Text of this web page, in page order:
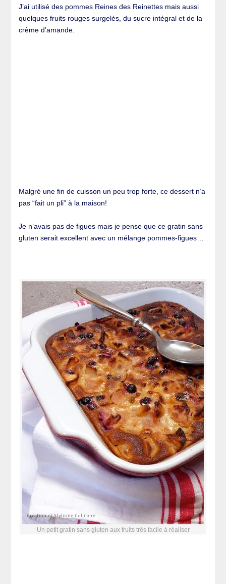
J’ai utilisé des pommes Reines des Reinettes mais aussi
quelques fruits rouges surgelés, du sucre intégral et de la
crème d’amande.
Malgré une fin de cuisson un peu trop forte, ce dessert n’a
pas “fait un pli” à la maison!
Je n’avais pas de figues mais je pense que ce gratin sans
gluten serait excellent avec un mélange pommes-figues…
Un petit gratin sans gluten aux fruits très facile à réaliser